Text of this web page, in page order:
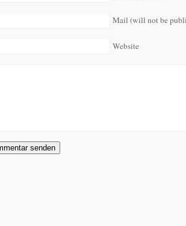
Mail (will not be
Website